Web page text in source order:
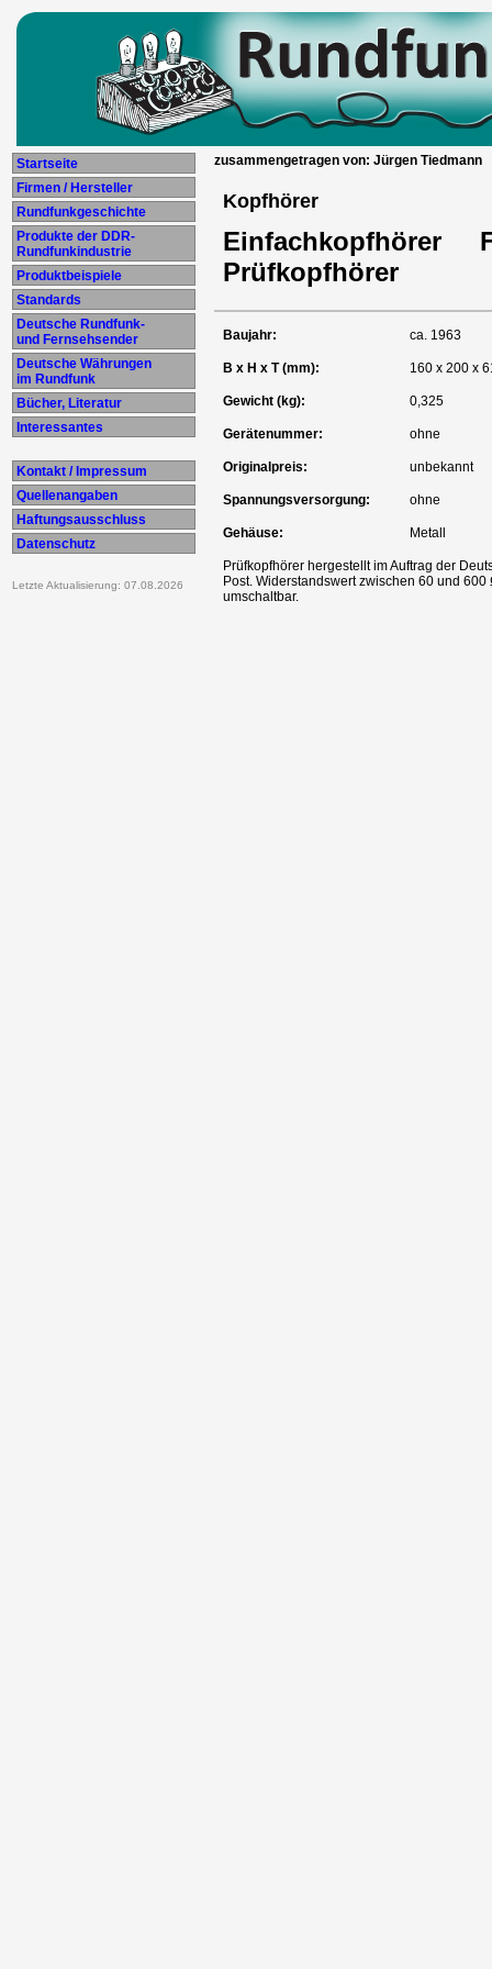
Startseite
Firmen / Hersteller
Rundfunkgeschichte
Produkte der DDR-
Rundfunkindustrie
Produktbeispiele
Standards
Deutsche Rundfunk-
und Fernsehsender
Deutsche Währungen
im Rundfunk
Bücher, Literatur
Interessantes
Kontakt / Impressum
Quellenangaben
Haftungsausschluss
Datenschutz
Letzte Aktualisierung: 07.08.2026
zusammengetragen von: Jürgen Tiedmann
Kopfhörer
Einfachkopfhörer
Prüfkopfhörer
Baujahr: ca. 1963
B x H x T (mm): 160 x 200 x
Gewicht (kg): 0,325
Gerätenummer: ohne
Originalpreis: unbekannt
Spannungsversorgung: ohne
Gehäuse: Metall
Prüfkopfhörer hergestellt im Auftrag der
Post. Widerstandswert zwischen 60 und 600
umschaltbar.